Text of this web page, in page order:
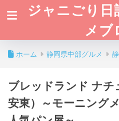
ジャニごり日
メブ
ホーム 静岡県中部グルメ
ブレッドランド ナチ
安東）～モーニング